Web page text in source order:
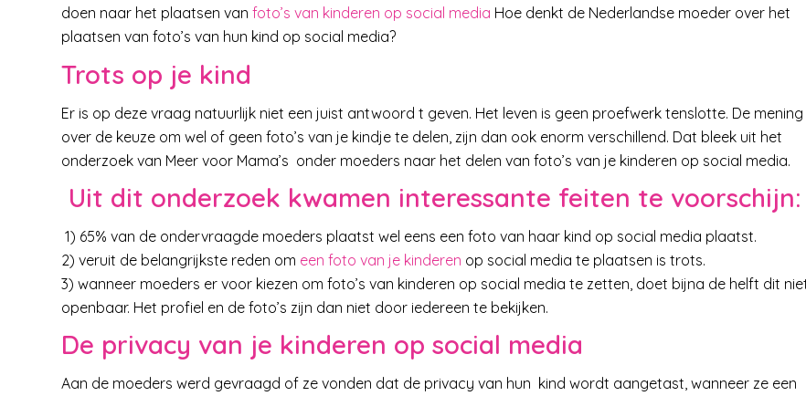
doen naar het plaatsen van foto’s van kinderen op social media Hoe denkt de Nederlandse moeder over het
plaatsen van foto’s van hun kind op social media?
Trots op je kind
Er is op deze vraag natuurlijk niet een juist antwoord t geven. Het leven is geen proefwerk tenslotte. De mening
over de keuze om wel of geen foto’s van je kindje te delen, zijn dan ook enorm verschillend. Dat bleek uit het
onderzoek van Meer voor Mama’s onder moeders naar het delen van foto’s van je kinderen op social media.
Uit dit onderzoek kwamen interessante feiten te voorschijn:
1) 65% van de ondervraagde moeders plaatst wel eens een foto van haar kind op social media plaatst.
2) veruit de belangrijkste reden om een foto van je kinderen op social media te plaatsen is trots.
3) wanneer moeders er voor kiezen om foto’s van kinderen op social media te zetten, doet bijna de helft dit
openbaar. Het profiel en de foto’s zijn dan niet door iedereen te bekijken.
De privacy van je kinderen op social media
Aan de moeders werd gevraagd of ze vonden dat de privacy van hun kind wordt aangetast, wanneer ze een